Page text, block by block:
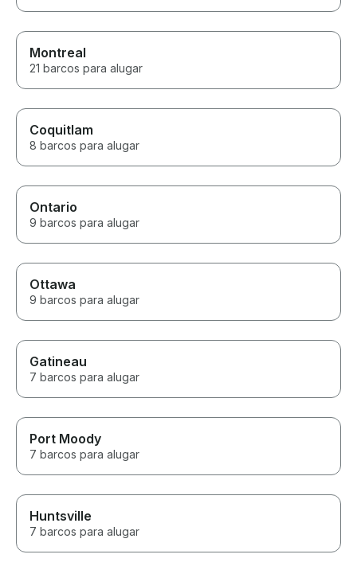
Montreal
21 barcos para alugar
Coquitlam
8 barcos para alugar
Ontario
9 barcos para alugar
Ottawa
9 barcos para alugar
Gatineau
7 barcos para alugar
Port Moody
7 barcos para alugar
Huntsville
7 barcos para alugar